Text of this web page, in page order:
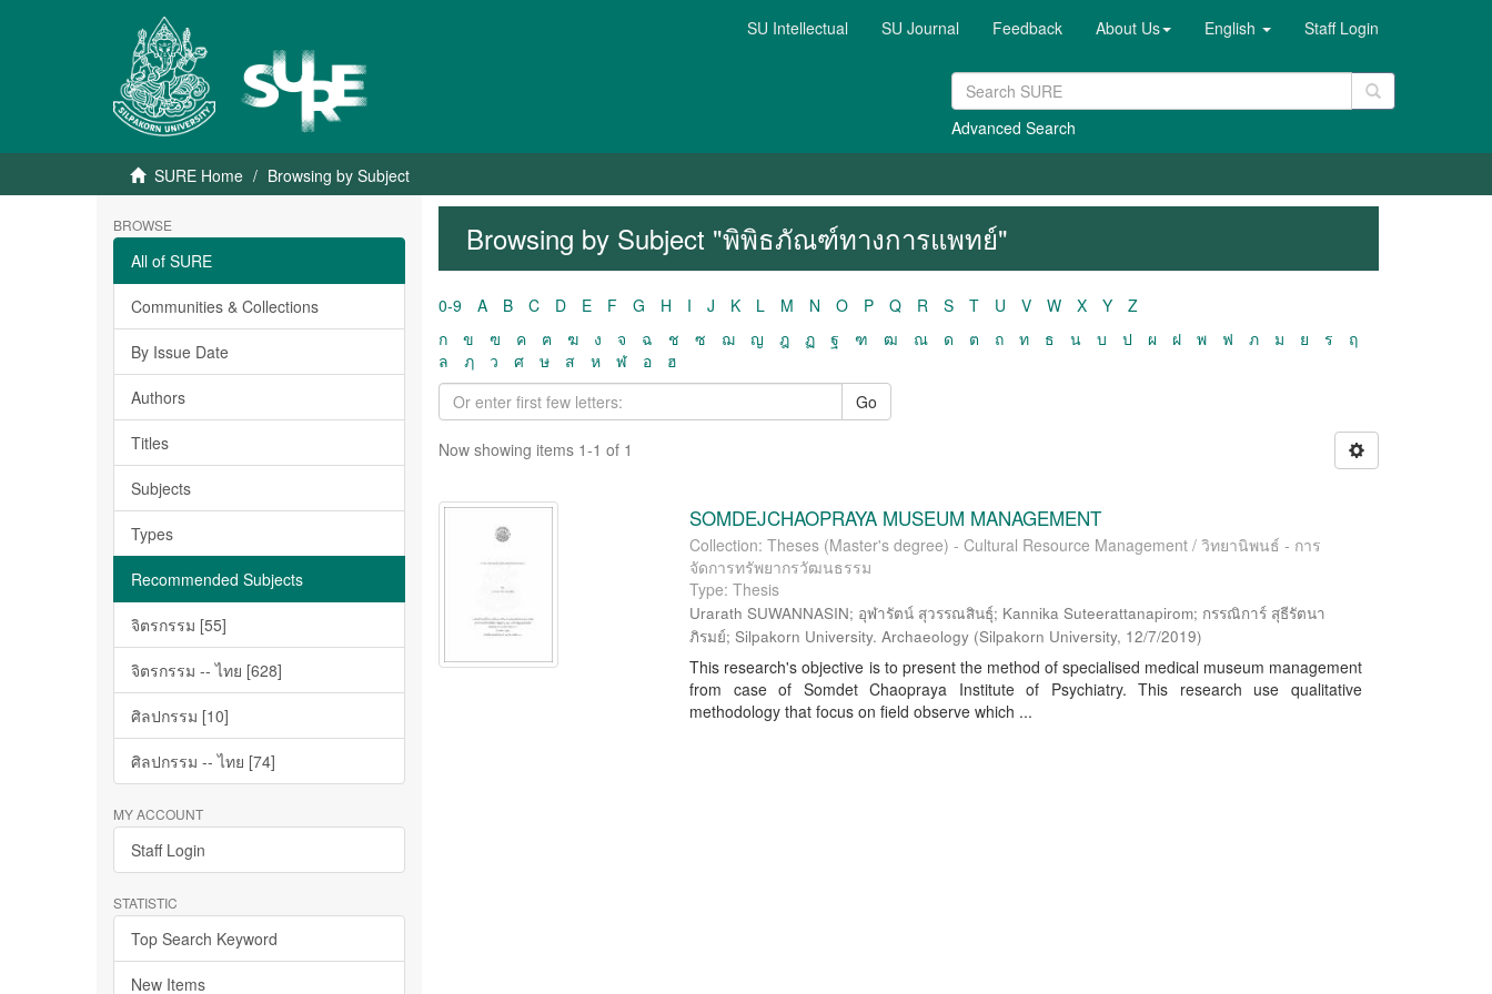
SU Intellectual SU Journal Feedback About Us English Staff Login
Advanced Search
SURE Home Browsing by Subject
BROWSE
All of SURE
Communities & Collections
By Issue Date
Authors
Titles
Subjects
Types
Recommended Subjects
จิตรกรรม [55]
จิตรกรรม -- ไทย [628]
ศิลปกรรม [10]
ศิลปกรรม -- ไทย [74]
MY ACCOUNT
Staff Login
STATISTIC
Top Search Keyword
New Items
Browsing by Subject "พิพิธภัณฑ์ทางการแพทย์"
0-9 A B C D E F G H I J K L M N O P Q R S T U V W X Y
Z
ก
ข ฃ ค ฅ ฆ ง จ ฉ ช ซ ฌ ญ ฎ ฏ ฐ ฑ ฒ ณ ด ต ถ ท ธ น บ ป ผ ฝ พ ฟ ภ ม ย ร
ฤ
ล
ฦ ว ศ ษ ส ห ฬ อ
ฮ
Go
Now showing items 1-1 of 1
SOMDEJCHAOPRAYA MUSEUM MANAGEMENT
Collection: Theses (Master's degree) - Cultural Resource Management / วิทยานิพนธ์ - การ
จัดการทรัพยากรวัฒนธรรม
Type: Thesis
Urarath SUWANNASIN; อุฬารัตน์ สุวรรณสินธุ์; Kannika Suteerattanapirom; กรรณิการ์ สุธีรัตนา
ภิรมย์; Silpakorn University. Archaeology (Silpakorn University, 12/7/2019)
This research's objective is to present the method of specialised medical museum management
from case of Somdet Chaopraya Institute of Psychiatry. This research use qualitative
methodology that focus on field observe which ...